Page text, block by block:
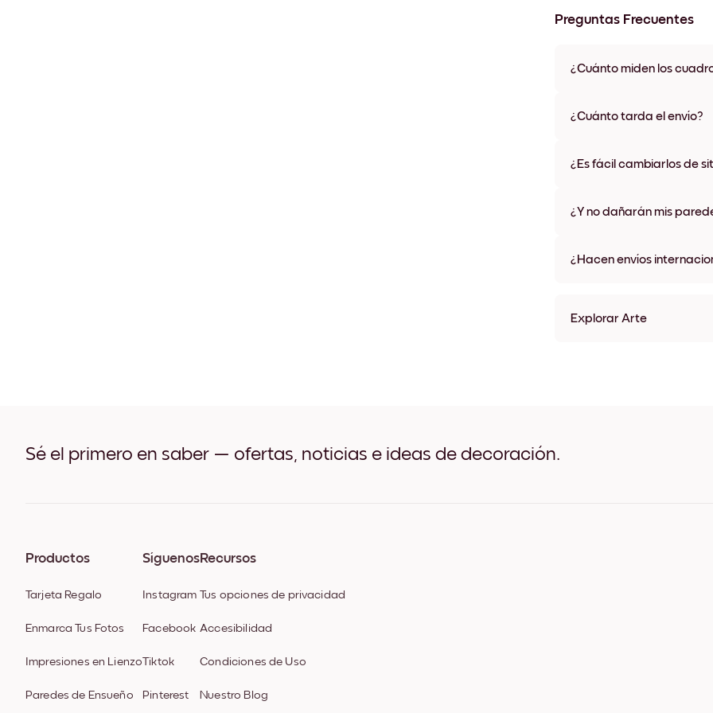
Preguntas Frecuentes
¿Cuánto miden los
materiales y colores de
¿Cuánto tarda el envío?
algunos países. Te
¿Es fácil cambiarlos de
¿Y no dañarán mis
¿Hacen envíos
Explorar Arte
Sé el primero en saber — ofertas, noticias e ideas de decoración.
Productos
Tarjeta Regalo
Enmarca Tus Fotos
Impresiones en Lienzo
Paredes de Ensueño
Síguenos
Instagram
Facebook
Tiktok
Pinterest
Recursos
Tus opciones de privacidad
Accesibilidad
Condiciones de Uso
Nuestro Blog